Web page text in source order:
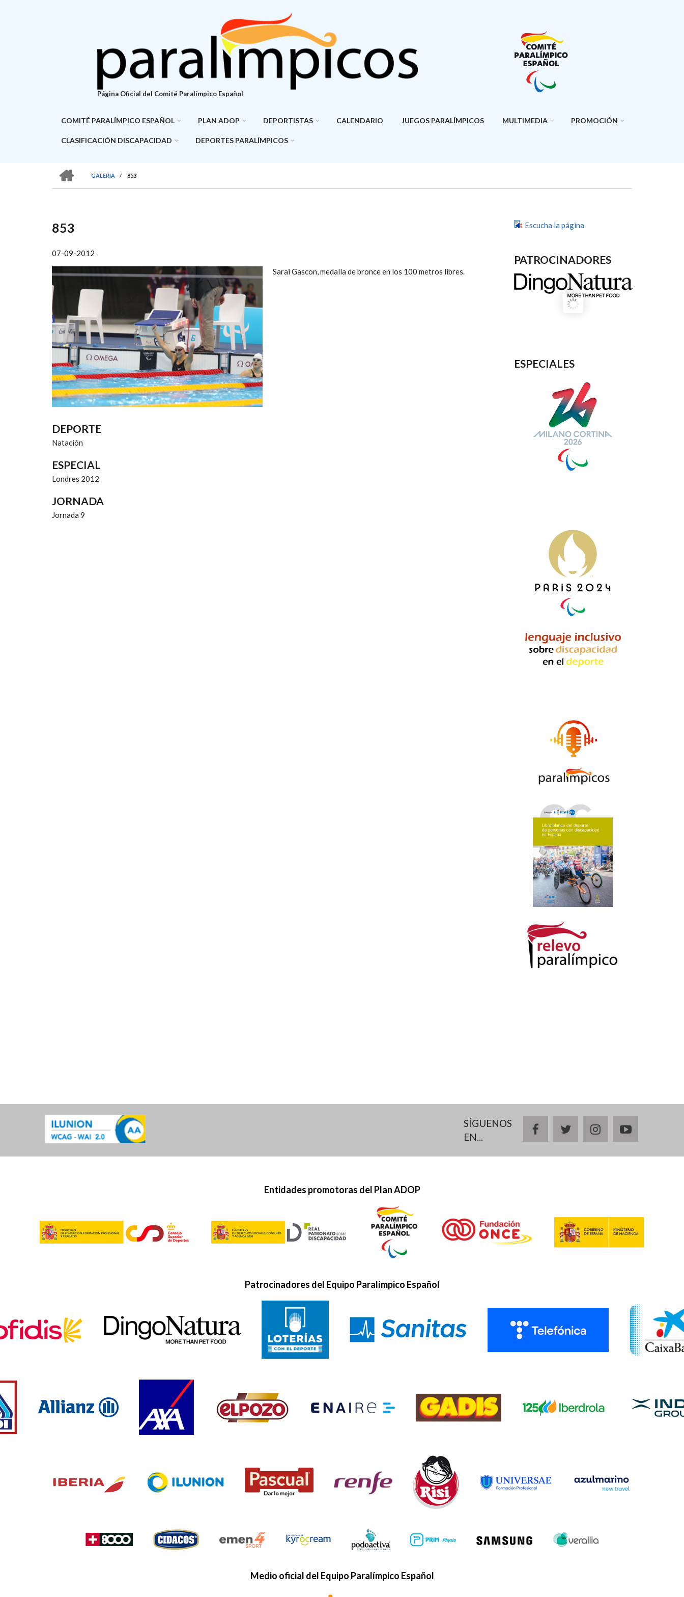
Página Oficial del Comité Paralímpico Español
COMITÉ PARALÍMPICO ESPAÑOL PLAN ADOP DEPORTISTAS CALENDARIO JUEGOS PARALÍMPICOS MULTIMEDIA PROMOCIÓN
CLASIFICACIÓN DISCAPACIDAD DEPORTES PARALÍMPICOS
SOBRESCRIBIR
DE
AYUDA
A
LA
GALERIA
/ 853
853
07-09-2012
Sarai Gascon, medalla de bronce en los 100 metros libres.
DEPORTE
Natación
ESPECIAL
Londres 2012
JORNADA
Jornada 9
Escucha la página
PATROCINADORES
ESPECIALES
SÍGUENOS
EN...
facebooktwitterinstagramyoutube
Entidades promotoras del Plan ADOP
Patrocinadores del Equipo Paralímpico Español
Medio oficial del Equipo Paralímpico Español